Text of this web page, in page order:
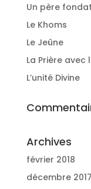
Un père
Le Khoms
Le Jeûne
La Prière avec
L’unité Divine
Archives
février 2018
décembre 2017